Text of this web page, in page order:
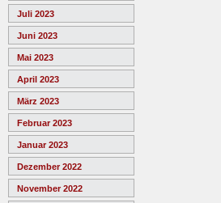
Juli 2023
Juni 2023
Mai 2023
April 2023
März 2023
Februar 2023
Januar 2023
Dezember 2022
November 2022